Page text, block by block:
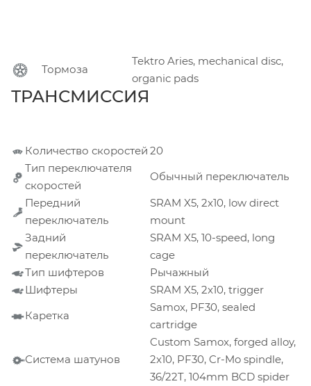
Тормоза
Tektro Aries, mechanical disc,
organic pads
ТРАНСМИССИЯ
Количество скоростей 20
Тип переключателя
скоростей
Обычный переключатель
Передний
переключатель
SRAM X5, 2x10, low direct
mount
Задний
переключатель
SRAM X5, 10-speed, long
cage
Тип шифтеров
Рычажный
Шифтеры
SRAM X5, 2x10, trigger
Каретка
Samox, PF30, sealed
cartridge
Система шатунов
Custom Samox, forged alloy,
2x10, PF30, Cr-Mo spindle,
36/22T, 104mm BCD spider